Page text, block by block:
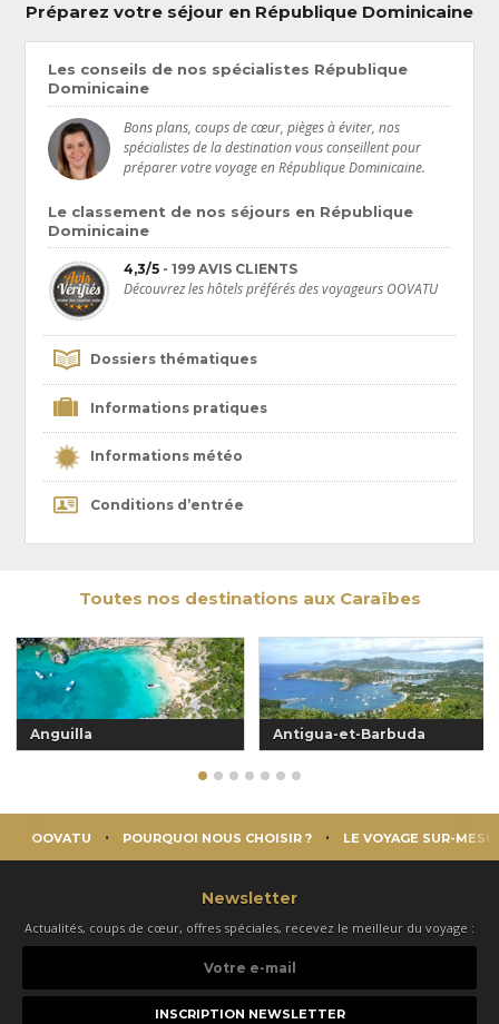
Préparez votre séjour en République Dominicaine
Les conseils de nos spécialistes République
Dominicaine
Bons plans, coups de cœur, pièges à éviter, nos
spécialistes de la destination vous conseillent pour
préparer votre voyage en République Dominicaine.
Le classement de nos séjours en République
Dominicaine
4,3/5 - 199 AVIS CLIENTS
Découvrez les hôtels préférés des voyageurs OOVATU
Dossiers thématiques
Informations pratiques
Informations météo
Conditions d’entrée
Toutes nos destinations aux Caraïbes
Anguilla Antigua-et-Barbuda
OOVATU POURQUOI NOUS CHOISIR ? LE VOYAGE SUR-
Newsletter
Actualités, coups de cœur, offres spéciales, recevez le meilleur du voyage :
e-